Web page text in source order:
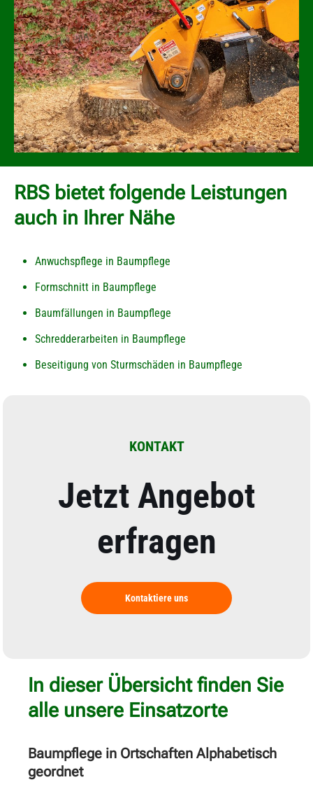
RBS bietet folgende Leistungen
auch in Ihrer Nähe
Anwuchspflege in Baumpflege
Formschnitt in Baumpflege
Baumfällungen in Baumpflege
Schredderarbeiten in Baumpflege
Beseitigung von Sturmschäden in Baumpflege
KONTAKT
Jetzt Angebot
erfragen
Kontaktiere uns
In dieser Übersicht finden Sie
alle unsere Einsatzorte
Baumpflege in Ortschaften Alphabetisch
geordnet